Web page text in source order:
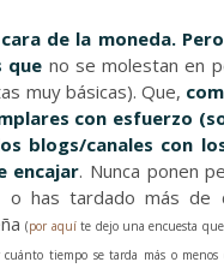
cara de la moneda.
que no se molestan en
muy básicas). Que,
con esfuerzo
blogs/canales con
encajar. Nunca ponen
has tardado más de
(por aquíte dejo una encuesta
tiempo se tarda más o